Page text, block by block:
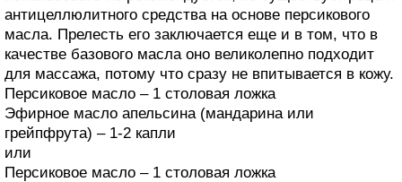
антицеллюлитного средства на основе персикового
масла. Прелесть его заключается еще и в том, что в
качестве базового масла оно великолепно подходит
для массажа, потому что сразу не впитывается в кожу.
Персиковое масло – 1 столовая ложка
Эфирное масло апельсина (мандарина или
грейпфрута) – 1-2 капли
или
Персиковое масло – 1 столовая ложка